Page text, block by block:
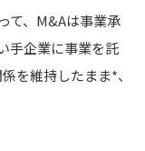
て、M&Aは事業承
手企業に事業を託
を維持したまま*、